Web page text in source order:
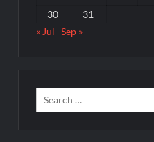
30
31
« Jul Sep »